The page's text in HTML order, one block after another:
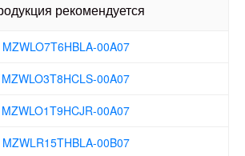
рекомендуется
MZ3LO15THBLA-00B07
MZWLO7T6HBLA-00A07
MZWLO3T8HCLS-00A07
MZWLO1T9HCJR-00A07
MZWLR15THBLA-00B07